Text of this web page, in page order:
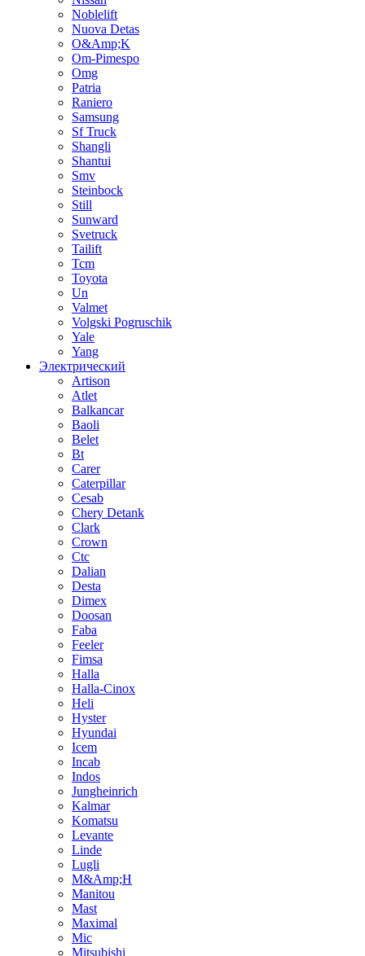
Noblelift
Nuova Detas
O&Amp;K
Om-Pimespo
Omg
Patria
Raniero
Samsung
Sf Truck
Shangli
Shantui
Smv
Steinbock
Still
Sunward
Svetruck
Tailift
Tcm
Toyota
Un
Valmet
Volgski Pogruschik
Yale
Yang
Электрический
Artison
Atlet
Balkancar
Baoli
Belet
Bt
Carer
Caterpillar
Cesab
Chery Detank
Clark
Crown
Ctc
Dalian
Desta
Dimex
Doosan
Faba
Feeler
Fimsa
Halla
Halla-Cinox
Heli
Hyster
Hyundai
Icem
Incab
Indos
Jungheinrich
Kalmar
Komatsu
Levante
Linde
Lugli
M&Amp;H
Manitou
Mast
Maximal
Mic
Mitsubishi